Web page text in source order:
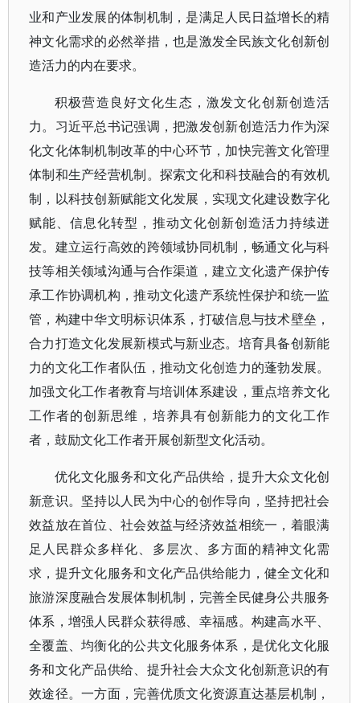
业和产业发展的体制机制，是满足人民日益增长的精
神文化需求的必然举措，也是激发全民族文化创新创
造活力的内在要求。
积极营造良好文化生态，激发文化创新创造活
力。习近平总书记强调，把激发创新创造活力作为深
化文化体制机制改革的中心环节，加快完善文化管理
体制和生产经营机制。探索文化和科技融合的有效机
制，以科技创新赋能文化发展，实现文化建设数字化
赋能、信息化转型，推动文化创新创造活力持续迸
发。建立运行高效的跨领域协同机制，畅通文化与科
技等相关领域沟通与合作渠道，建立文化遗产保护传
承工作协调机构，推动文化遗产系统性保护和统一监
管，构建中华文明标识体系，打破信息与技术壁垒，
合力打造文化发展新模式与新业态。培育具备创新能
力的文化工作者队伍，推动文化创造力的蓬勃发展。
加强文化工作者教育与培训体系建设，重点培养文化
工作者的创新思维，培养具有创新能力的文化工作
者，鼓励文化工作者开展创新型文化活动。
优化文化服务和文化产品供给，提升大众文化创
新意识。坚持以人民为中心的创作导向，坚持把社会
效益放在首位、社会效益与经济效益相统一，着眼满
足人民群众多样化、多层次、多方面的精神文化需
求，提升文化服务和文化产品供给能力，健全文化和
旅游深度融合发展体制机制，完善全民健身公共服务
体系，增强人民群众获得感、幸福感。构建高水平、
全覆盖、均衡化的公共文化服务体系，是优化文化服
务和文化产品供给、提升社会大众文化创新意识的有
效途径。一方面，完善优质文化资源直达基层机制，